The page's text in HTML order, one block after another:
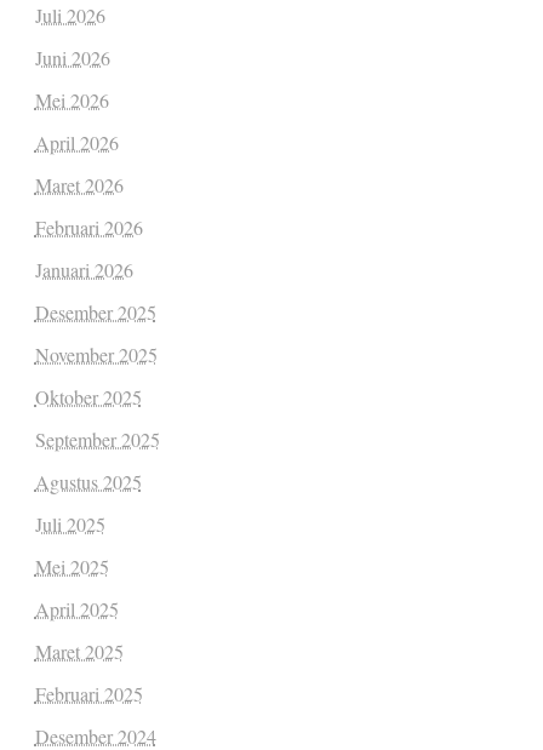
Juli 2026
Juni 2026
Mei 2026
April 2026
Maret 2026
Februari 2026
Januari 2026
Desember 2025
November 2025
Oktober 2025
September 2025
Agustus 2025
Juli 2025
Mei 2025
April 2025
Maret 2025
Februari 2025
Desember 2024